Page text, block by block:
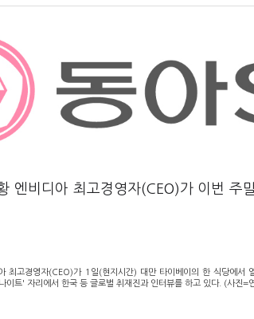
엔비디아 최고경영자(CEO)가 이번 주
최고경영자(CEO)가 1일(현지시간) 대만 타이베이의 한 식당에서
이트' 자리에서 한국 등 글로벌 취재진과 인터뷰를 하고 있다. (사진=